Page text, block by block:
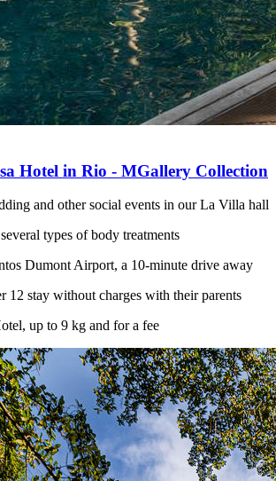
Hotel in Rio - MGallery Collection
and other social events in our La Villa hall
types of body treatments
Dumont Airport, a 10-minute drive away
12 stay without charges with their parents
up to 9 kg and for a fee